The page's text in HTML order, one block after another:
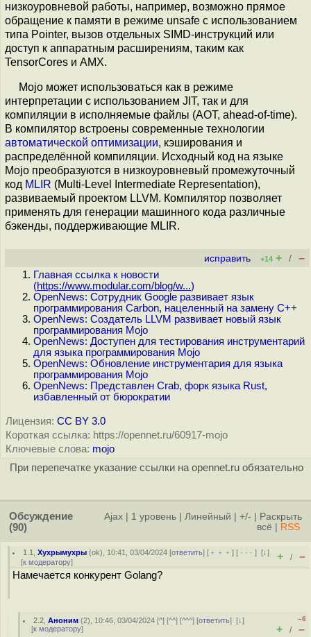
низкоуровневой работы, например, возможно прямое
обращение к памяти в режиме unsafe с использованием
типа Pointer, вызов отдельных SIMD-инструкций или
доступ к аппаратным расширениям, таким как
TensorCores и AMX.
Mojo может использоваться как в режиме
интерпретации с использованием JIT, так и для
компиляции в исполняемые файлы (AOT, ahead-of-time).
В компилятор встроены современные технологии
автоматической оптимизации, кэширования и
распределённой компиляции. Исходный код на языке
Mojo преобразуются в низкоуровневый промежуточный
код MLIR (Multi-Level Intermediate Representation),
развиваемый проектом LLVM. Компилятор позволяет
применять для генерации машинного кода различные
бэкенды, поддерживающие MLIR.
исправить +14 + / –
Главная ссылка к новости
(https://www.modular.com/blog/w...)
OpenNews: Сотрудник Google развивает язык
программирования Carbon, нацеленный на замену C++
OpenNews: Создатель LLVM развивает новый язык
программирования Mojo
OpenNews: Доступен для тестирования инструментарий
для языка программирования Mojo
OpenNews: Обновление инструментария для языка
программирования Mojo
OpenNews: Представлен Crab, форк языка Rust,
избавленный от бюрократии
Лицензия: CC BY 3.0
Короткая ссылка: https://opennet.ru/60917-mojo
Ключевые слова: mojo
При перепечатке указание ссылки на opennet.ru обязательно
Обсуждение
(90)
Ajax 1 уровень Линейный +/-
Раскрыть
всё
RSS
1.1 ,Хухрымухры (ok), 10:41, 03/04/2024 [ответить] [ ﹢﹢﹢] [ · · ·][↓]
[к модератору] + / –
Намечается конкурент Golang?
2.2 ,Аноним (2), 10:46, 03/04/2024 [^] [^^] [^^^] [ответить][↓]
[к модератору]
–6
+ / –